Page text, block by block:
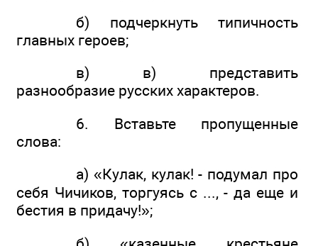
б) подчеркнуть типичность
главных героев;
в) в) представить
разнообразие русских характеров.
6. Вставьте пропущенные
слова:
а) «Кулак, кулак! - подумал про
себя Чичиков, торгуясь с ..., - да еще и
бестия в придачу!»;